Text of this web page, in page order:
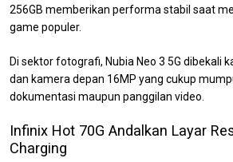
256GB memberikan performa stabil saat
game populer.
Di sektor fotografi, Nubia Neo 3 5G dibekali
dan kamera depan 16MP yang cukup
dokumentasi maupun panggilan video.
Infinix Hot 70G Andalkan Layar
Charging